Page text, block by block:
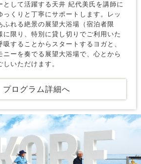
として活躍する天井 紀代美氏を講師に
っくりと丁寧にサポートします。レッ
ふれる絶景の展望大浴場（宿泊者限
に限り、特別に貸し切りでご利用いた
することからスタートするヨガと、
ニーを奏でる展望大浴場で、心とから
いただけます。
プログラム詳細へ